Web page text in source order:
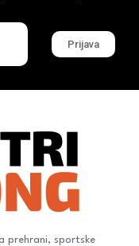
Prijava
prehrani, sportske